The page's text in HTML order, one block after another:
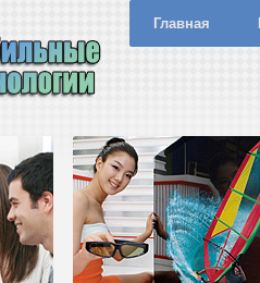
Главная